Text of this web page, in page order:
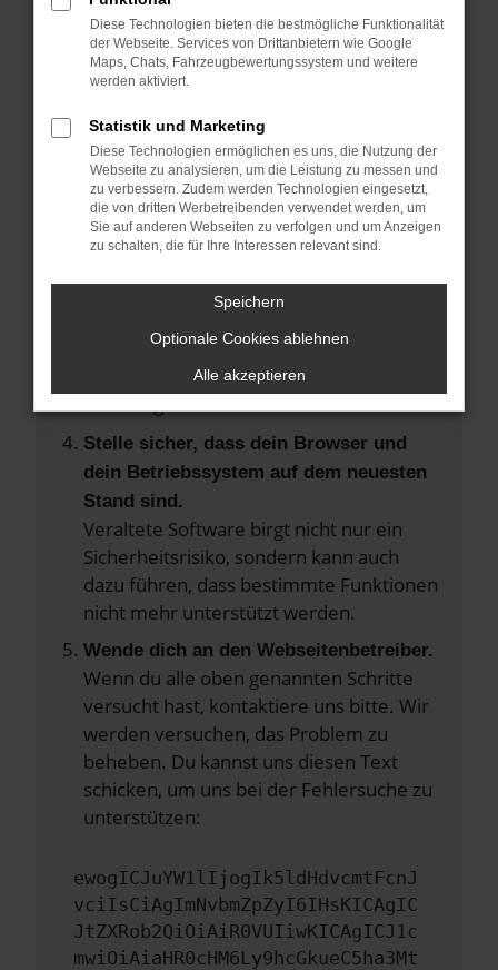
Überprüfe deine Firewall und deine
Internetverbindung.
deine Suchmaschine?
Prüfe deine Browsererweiterungen.
Manche Erweiterungen, wie
Werbeblocker, können das Laden
bestimmter Seiten verhindern.
Funktioniert die Seite in einem anderen
Browser oder in einem privaten Fenster?
Starte dein Gerät neu.
Das kann manchmal helfen,
vorübergehende Probleme zu beheben.
Stelle sicher, dass dein Browser und
dein Betriebssystem auf dem neuesten
Stand sind.
Veraltete Software birgt nicht nur ein
Sicherheitsrisiko, sondern kann auch
dazu führen, dass bestimmte Funktionen
nicht mehr unterstützt werden.
Wende dich an den Webseitenbetreiber.
Wenn du alle oben genannten Schritte
versucht hast, kontaktiere uns bitte. Wir
werden versuchen, das Problem zu
beheben. Du kannst uns diesen Text
schicken, um uns bei der Fehlersuche zu
unterstützen:
ewogICJuYW1lIjogIk5ldHdvcmtFcnJ
vciIsCiAgImNvbmZpZyI6IHsKICAgIC
JtZXRob2QiOiAiR0VUIiwKICAgICJ1c
mwiOiAiaHR0cHM6Ly9hcGkueC5ha3Mt
Diese Technologien bieten die bestmögliche Funktionalität
der Webseite. Services von Drittanbietern wie Google
Maps, Chats, Fahrzeugbewertungssystem und weitere
werden aktiviert.
Statistik und Marketing
Diese Technologien ermöglichen es uns, die Nutzung der
Webseite zu analysieren, um die Leistung zu messen und
zu verbessern. Zudem werden Technologien eingesetzt,
die von dritten Werbetreibenden verwendet werden, um
Sie auf anderen Webseiten zu verfolgen und um Anzeigen
zu schalten, die für Ihre Interessen relevant sind.
Speichern
Optionale Cookies ablehnen
Alle akzeptieren